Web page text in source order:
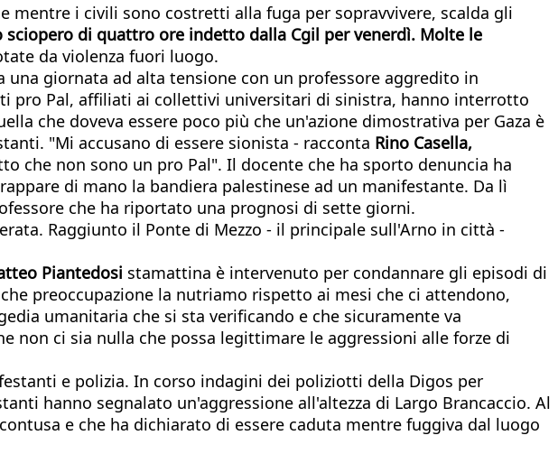
mentre i civili sono costretti alla fuga per sopravvivere, scalda gli
di quattro ore indetto dalla Cgil per venerdì. Molte le
da violenza fuori luogo.
una giornata ad alta tensione con un professore aggredito in
pro Pal, affiliati ai collettivi universitari di sinistra, hanno interrotto
che doveva essere poco più che un'azione dimostrativa per Gaza è
"Mi accusano di essere sionista - racconta Rino Casella,
che non sono un pro Pal". Il docente che ha sporto denuncia ha
di mano la bandiera palestinese ad un manifestante. Da lì
che ha riportato una prognosi di sette giorni.
Raggiunto il Ponte di Mezzo - il principale sull'Arno in città -
Piantedosi stamattina è intervenuto per condannare gli episodi di
preoccupazione la nutriamo rispetto ai mesi che ci attendono,
umanitaria che si sta verificando e che sicuramente va
non ci sia nulla che possa legittimare le aggressioni alle forze di
e polizia. In corso indagini dei poliziotti della Digos per
hanno segnalato un'aggressione all'altezza di Largo Brancaccio. Al
e che ha dichiarato di essere caduta mentre fuggiva dal luogo